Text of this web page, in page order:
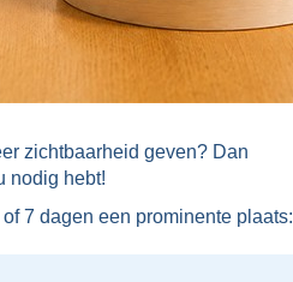
zichtbaarheid geven? Dan
nodig hebt!
7 dagen een prominente plaats: